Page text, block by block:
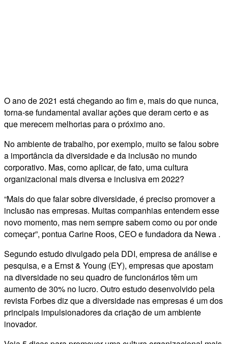
O ano de 2021 está chegando ao fim e, mais do que nunca,
torna-se fundamental avaliar ações que deram certo e as
que merecem melhorias para o próximo ano.
No ambiente de trabalho, por exemplo, muito se falou sobre
a importância da diversidade e da inclusão no mundo
corporativo. Mas, como aplicar, de fato, uma cultura
organizacional mais diversa e inclusiva em 2022?
“Mais do que falar sobre diversidade, é preciso promover a
inclusão nas empresas. Muitas companhias entendem esse
novo momento, mas nem sempre sabem como ou por onde
começar”, pontua Carine Roos, CEO e fundadora da Newa .
Segundo estudo divulgado pela DDI, empresa de análise e
pesquisa, e a Ernst & Young (EY), empresas que apostam
na diversidade no seu quadro de funcionários têm um
aumento de 30% no lucro. Outro estudo desenvolvido pela
revista Forbes diz que a diversidade nas empresas é um dos
principais impulsionadores da criação de um ambiente
inovador.